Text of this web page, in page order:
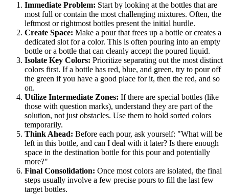
Immediate Problem: Start by looking at the bottles that are
most full or contain the most challenging mixtures. Often, the
leftmost or rightmost bottles present the initial hurdle.
Create Space: Make a pour that frees up a bottle or creates a
dedicated slot for a color. This is often pouring into an empty
bottle or a bottle that can cleanly accept the poured liquid.
Isolate Key Colors: Prioritize separating out the most distinct
colors first. If a bottle has red, blue, and green, try to pour off
the green if you have a good place for it, then the red, and so
on.
Utilize Intermediate Zones: If there are special bottles (like
those with question marks), understand they are part of the
solution, not just obstacles. Use them to hold sorted colors
temporarily.
Think Ahead: Before each pour, ask yourself: "What will be
left in this bottle, and can I deal with it later? Is there enough
space in the destination bottle for this pour and potentially
more?"
Final Consolidation: Once most colors are isolated, the final
steps usually involve a few precise pours to fill the last few
target bottles.